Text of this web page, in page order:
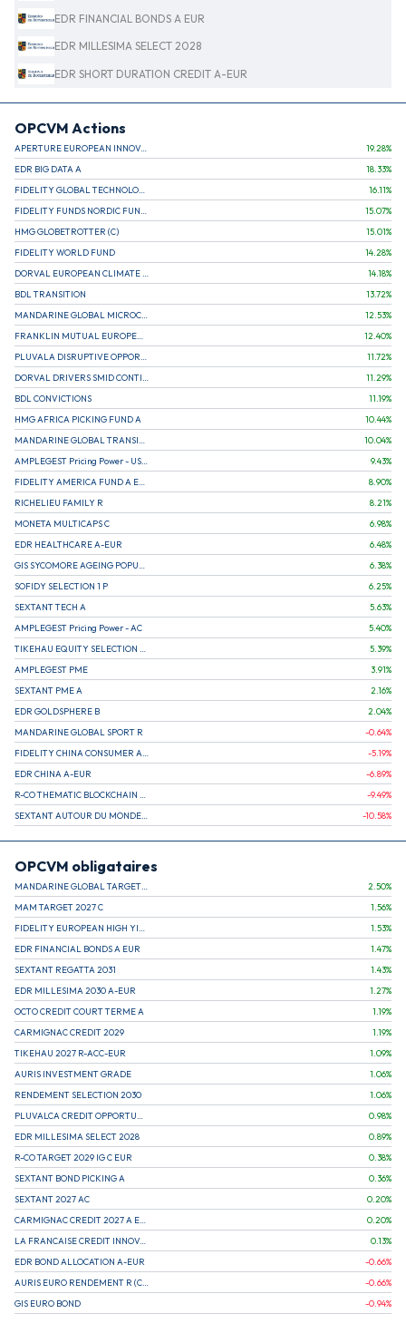
EDR FINANCIAL BONDS A EUR
EDR MILLESIMA SELECT 2028
EDR SHORT DURATION CREDIT A-EUR
OPCVM Actions
APERTURE EUROPEAN INNOVATION 19.28%
EDR BIG DATA A
18.33%
16.11%
15.07%
HMG GLOBETROTTER (C)
15.01%
FIDELITY WORLD FUND
14.28%
14.18%
BDL TRANSITION
13.72%
12.53%
12.40%
11.72%
11.29%
BDL CONVICTIONS
11.19%
HMG AFRICA PICKING FUND A
10.44%
10.04%
9.43%
8.90%
RICHELIEU FAMILY R
8.21%
MONETA MULTICAPS C
6.98%
EDR HEALTHCARE A-EUR
6.48%
6.38%
SOFIDY SELECTION 1 P
6.25%
SEXTANT TECH A
5.63%
AMPLEGEST Pricing Power - AC
5.40%
5.39%
AMPLEGEST PME
3.91%
SEXTANT PME A
2.16%
EDR GOLDSPHERE B
2.04%
MANDARINE GLOBAL SPORT R
-0.64%
-5.19%
EDR CHINA A-EUR
-6.89%
-9.49%
-10.58%
OPCVM obligataires
2.50%
MAM TARGET 2027 C
1.56%
1.53%
EDR FINANCIAL BONDS A EUR
1.47%
SEXTANT REGATTA 2031
1.43%
EDR MILLESIMA 2030 A-EUR
1.27%
OCTO CREDIT COURT TERME A
1.19%
CARMIGNAC CREDIT 2029
1.19%
TIKEHAU 2027 R-ACC-EUR
1.09%
AURIS INVESTMENT GRADE
1.06%
RENDEMENT SELECTION 2030
1.06%
0.98%
EDR MILLESIMA SELECT 2028
0.89%
R-CO TARGET 2029 IG C EUR
0.38%
SEXTANT BOND PICKING A
0.36%
SEXTANT 2027 AC
0.20%
0.20%
LA FRANCAISE CREDIT INNOVATION
0.13%
EDR BOND ALLOCATION A-EUR
-0.66%
-0.66%
GIS EURO BOND
-0.94%